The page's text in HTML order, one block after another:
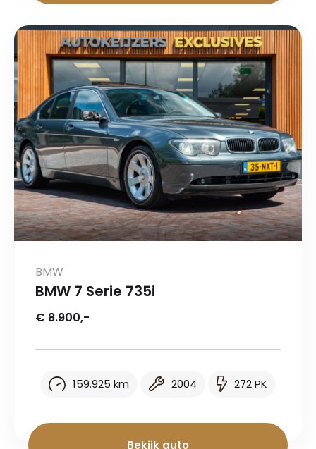
BMW
BMW 7 Serie 735i
€ 8.900,-
159.925 km 2004 272 PK
Bekijk auto